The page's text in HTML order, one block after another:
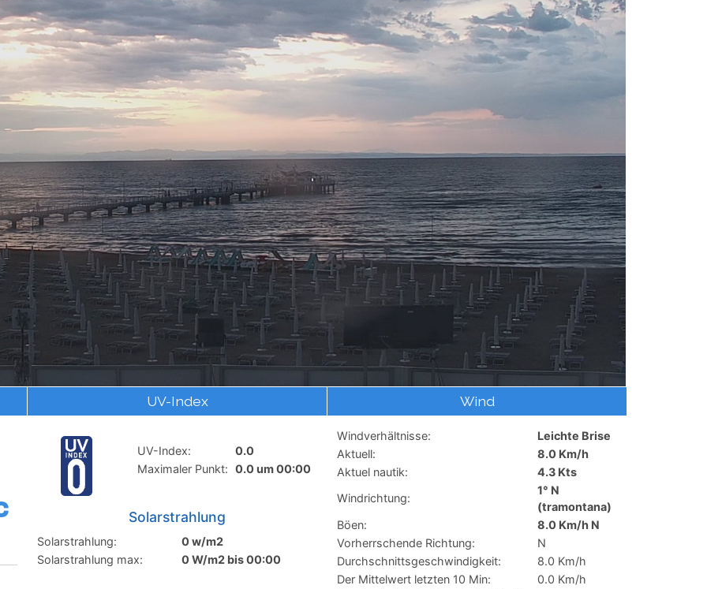
UV-Index
UV-Index:
0.0
Maximaler Punkt: 0.0 um 00:00
Solarstrahlung
Solarstrahlung:
0 w/m2
Solarstrahlung max:
0 W/m2 bis 00:00
Wind
Windverhältnisse:
Leichte Brise
Aktuell:
8.0 Km/h
Aktuel nautik:
4.3 Kts
Windrichtung:
1° N
(tramontana)
Böen:
8.0 Km/h N
Vorherrschende Richtung:
N
Durchschnittsgeschwindigkeit:
8.0 Km/h
Der Mittelwert letzten 10 Min:
0.0 Km/h